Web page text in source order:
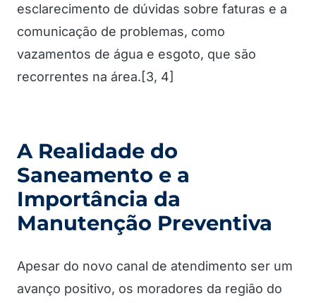
esclarecimento de dúvidas sobre faturas e a
comunicação de problemas, como
vazamentos de água e esgoto, que são
recorrentes na área.[3, 4]
A Realidade do
Saneamento e a
Importância da
Manutenção Preventiva
Apesar do novo canal de atendimento ser um
avanço positivo, os moradores da região do